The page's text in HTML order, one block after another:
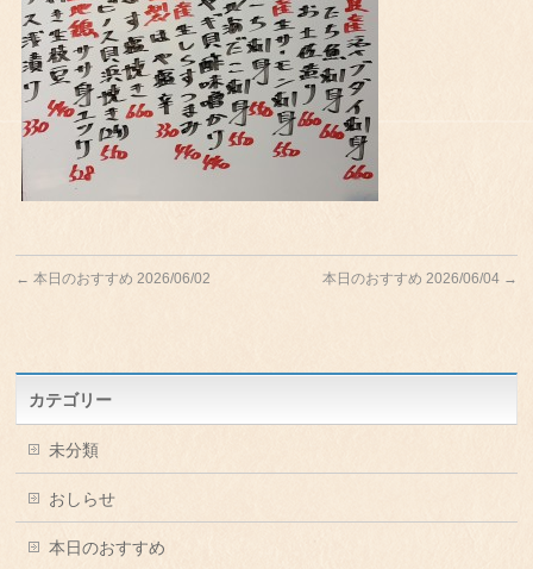
← 本日のおすすめ 2026/06/02 本日のおすすめ 2026/06/04 →
カテゴリー
未分類
おしらせ
本日のおすすめ